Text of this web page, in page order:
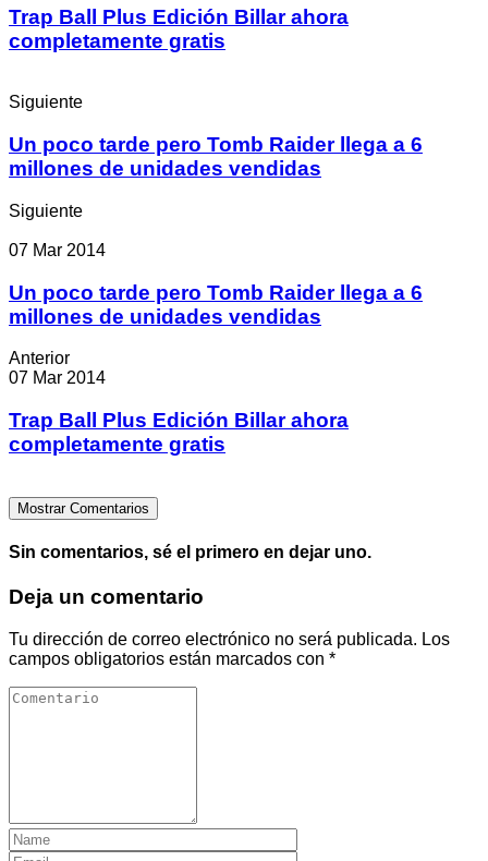
Trap Ball Plus Edición Billar ahora
completamente gratis
Siguiente
Un poco tarde pero Tomb Raider llega a 6
millones de unidades vendidas
Siguiente
07 Mar 2014
Un poco tarde pero Tomb Raider llega a 6
millones de unidades vendidas
Anterior
07 Mar 2014
Trap Ball Plus Edición Billar ahora
completamente gratis
Mostrar Comentarios
Sin comentarios, sé el primero en dejar uno.
Deja un comentario
Tu dirección de correo electrónico no será publicada. Los
campos obligatorios están marcados con *